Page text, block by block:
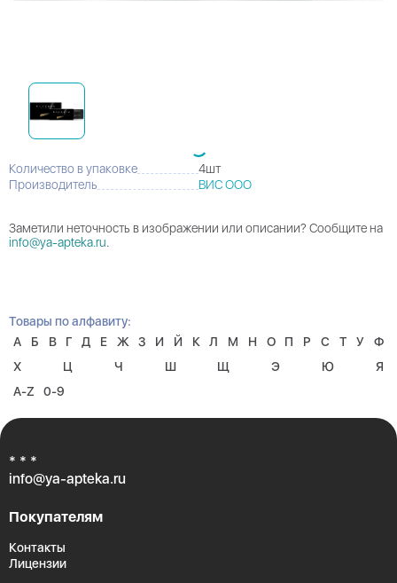
Количество в упаковке
4шт
Производитель
ВИС ООО
Заметили неточность в изображении или описании? Сообщите на
info@ya-apteka.ru.
Товары по алфавиту:
А
Б В Г Д Е Ж З И Й К Л М Н О П Р С Т У
Ф
Х
Ц Ч Ш Щ Э Ю
Я
A-Z
0-9
Покупателям
Контакты
Лицензии
* * *
info@ya-apteka.ru